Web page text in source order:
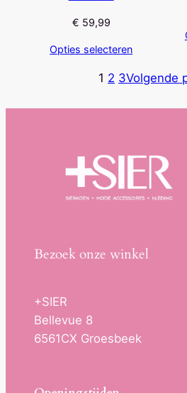
€ 59,99
Opties selecteren
1 2 3Volgende
Bezoek onze winkel
+SIER
Bellevue 8
6561CX Groesbeek